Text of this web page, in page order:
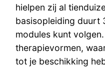
hielpen zij al
basisopleiding duurt
modules kunt
therapievormen,
tot je beschikking